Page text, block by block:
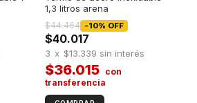
1,3 litros arena
$40.017
-10% OFF
$44.464
$36.015
3 x $13.339 sin interés